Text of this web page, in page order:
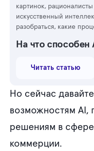
картинок,
искусственный
разобраться, какие
На что способен
Читать статью
Но сейчас
возможностям AI,
решениям в
коммерции.